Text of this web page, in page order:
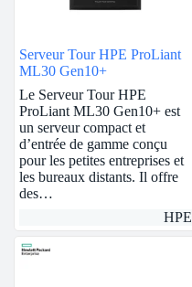
Serveur Tour HPE ProLiant
ML30 Gen10+
Le Serveur Tour HPE
ProLiant ML30 Gen10+ est
un serveur compact et
d’entrée de gamme conçu
pour les petites entreprises et
les bureaux distants. Il offre
des…
HPE